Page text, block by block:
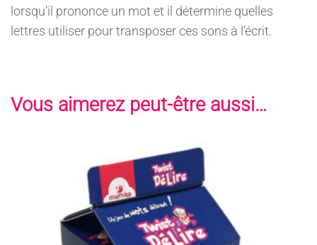
lorsqu’il prononce un mot et il détermine quelles
lettres utiliser pour transposer ces sons à l’écrit.
Vous aimerez peut-être aussi…